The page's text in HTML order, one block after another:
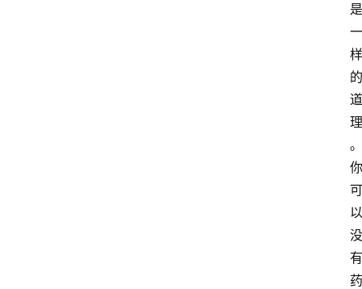
是
一
样
的
道
理
。
你
可
以
没
有
药